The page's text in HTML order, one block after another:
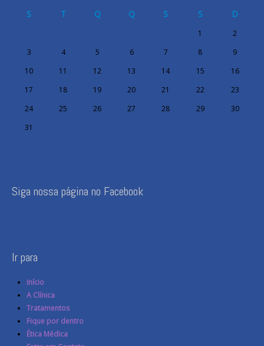
S T Q Q S S D
1
2
3
4 5 6 7 8
9
10
11 12 13 14 15
16
17
18 19 20 21 22
23
24
25 26 27 28 29
30
31
Siga nossa página no Facebook
Ir para
Início
A Clínica
Tratamentos
Fique por dentro
Ética Médica